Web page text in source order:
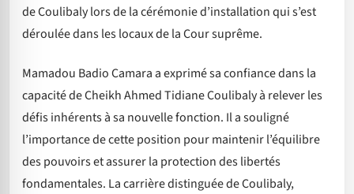
de Coulibaly lors de la cérémonie d’installation qui s’est
déroulée dans les locaux de la Cour suprême.
Mamadou Badio Camara a exprimé sa confiance dans la
capacité de Cheikh Ahmed Tidiane Coulibaly à relever les
défis inhérents à sa nouvelle fonction. Il a souligné
l’importance de cette position pour maintenir l’équilibre
des pouvoirs et assurer la protection des libertés
fondamentales. La carrière distinguée de Coulibaly,